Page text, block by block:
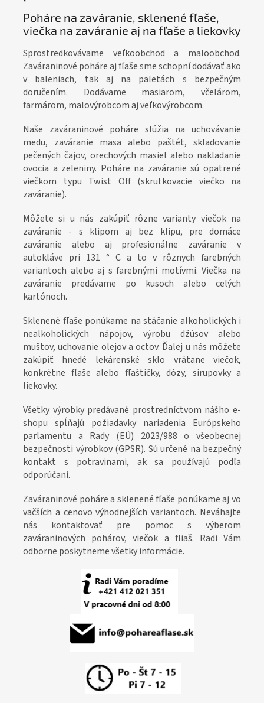
objednajteTU
orechové maslá, korenie
✅ Paletu za výhodnejšiu cenu
objednajte
objednajte
TU
✅ Vhodná na likéry, sirupy,
mušty, destiláty
✅ Paletu za výhodnejšiu cenu
Poháre na zaváranie, sklenené fľaše,
viečka na zaváranie aj na fľaše a liekovky
Sprostredkovávame veľkoobchod a maloobchod.
Zaváraninové poháre aj fľaše sme schopní dodávať ako
v baleniach, tak aj na paletách s bezpečným
doručením. Dodávame mäsiarom, včelárom,
farmárom, malovýrobcom aj veľkovýrobcom.
Naše zaváraninové poháre slúžia na uchovávanie
medu, zaváranie mäsa alebo paštét, skladovanie
pečených čajov, orechových masiel alebo nakladanie
ovocia a zeleniny. Poháre na zaváranie sú opatrené
viečkom typu Twist Off (skrutkovacie viečko na
zaváranie).
Môžete si u nás zakúpiť rôzne varianty viečok na
zaváranie - s klipom aj bez klipu, pre domáce
zaváranie alebo aj profesionálne zaváranie v
autokláve pri 131 ° C a to v rôznych farebných
variantoch alebo aj s farebnými motívmi. Viečka na
zaváranie predávame po kusoch alebo celých
kartónoch.
Sklenené fľaše ponúkame na stáčanie alkoholických i
nealkoholických nápojov, výrobu džúsov alebo
muštov, uchovanie olejov a octov. Ďalej u nás môžete
zakúpiť hnedé lekárenské sklo vrátane viečok,
konkrétne fľaše alebo fľaštičky, dózy, sirupovky a
liekovky.
Všetky výrobky predávané prostredníctvom nášho e-
shopu spĺňajú požiadavky nariadenia Európskeho
parlamentu a Rady (EÚ) 2023/988 o všeobecnej
bezpečnosti výrobkov (GPSR). Sú určené na bezpečný
kontakt s potravinami, ak sa používajú podľa
odporúčaní.
Zaváraninové poháre a sklenené fľaše ponúkame aj vo
väčších a cenovo výhodnejších variantoch. Neváhajte
nás kontaktovať pre pomoc s výberom
zaváraninových pohárov, viečok a fliaš. Radi Vám
odborne poskytneme všetky informácie.